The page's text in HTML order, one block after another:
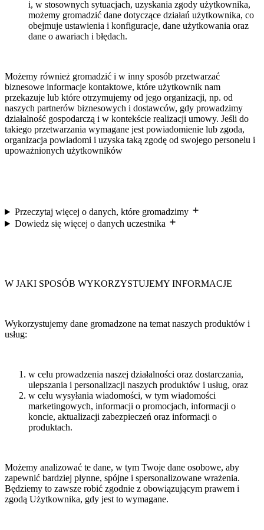
i, w stosownych sytuacjach, uzyskania zgody użytkownika,
możemy gromadzić dane dotyczące działań użytkownika, co
obejmuje ustawienia i konfiguracje, dane użytkowania oraz
dane o awariach i błędach.
Możemy również gromadzić i w inny sposób przetwarzać
biznesowe informacje kontaktowe, które użytkownik nam
przekazuje lub które otrzymujemy od jego organizacji, np. od
naszych partnerów biznesowych i dostawców, gdy prowadzimy
działalność gospodarczą i w kontekście realizacji umowy. Jeśli do
takiego przetwarzania wymagane jest powiadomienie lub zgoda,
organizacja powiadomi i uzyska taką zgodę od swojego personelu i
upoważnionych użytkowników
Przeczytaj więcej o danych, które gromadzimy
Dowiedz się więcej o danych uczestnika
W JAKI SPOSÓB WYKORZYSTUJEMY INFORMACJE
Wykorzystujemy dane gromadzone na temat naszych produktów i
usług:
w celu prowadzenia naszej działalności oraz dostarczania,
ulepszania i personalizacji naszych produktów i usług, oraz
w celu wysyłania wiadomości, w tym wiadomości
marketingowych, informacji o promocjach, informacji o
koncie, aktualizacji zabezpieczeń oraz informacji o
produktach.
Możemy analizować te dane, w tym Twoje dane osobowe, aby
zapewnić bardziej płynne, spójne i spersonalizowane wrażenia.
Będziemy to zawsze robić zgodnie z obowiązującym prawem i
zgodą Użytkownika, gdy jest to wymagane.